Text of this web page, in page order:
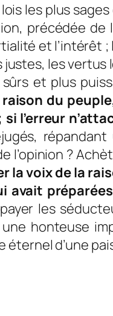
les plus
précédée
et l’intérêt
les
et plus
du
l’erreur
l’opinion ?
la voix de la
avait préparées
les
honteuse
d’une